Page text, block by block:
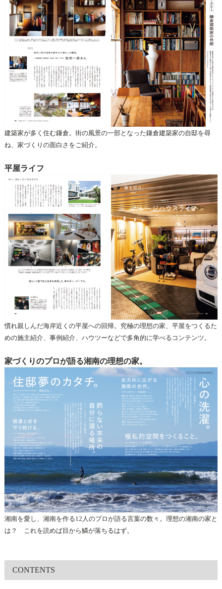
建築家が多く住む鎌倉。街の風景の一部となった鎌倉建築家の自邸を尋
ね、家づくりの面白さをご紹介。
平屋ライフ
慣れ親しんだ海岸近くの平屋への回帰。究極の理想の家、平屋をつくるた
めの施主紹介、事例紹介、ハウツーなどで多角的に学べるコンテンツ。
家づくりのプロが語る湘南の理想の家。
湘南を愛し、湘南を作る12人のプロが語る言葉の数々。理想の湘南の家と
は？ これを読めば目から鱗が落ちるはず。
CONTENTS